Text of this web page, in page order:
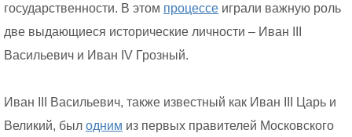
государственности. В этом процессе играли важную роль
две выдающиеся исторические личности – Иван III
Васильевич и Иван IV Грозный.
Иван III Васильевич, также известный как Иван III Царь и
Великий, был одним из первых правителей Московского